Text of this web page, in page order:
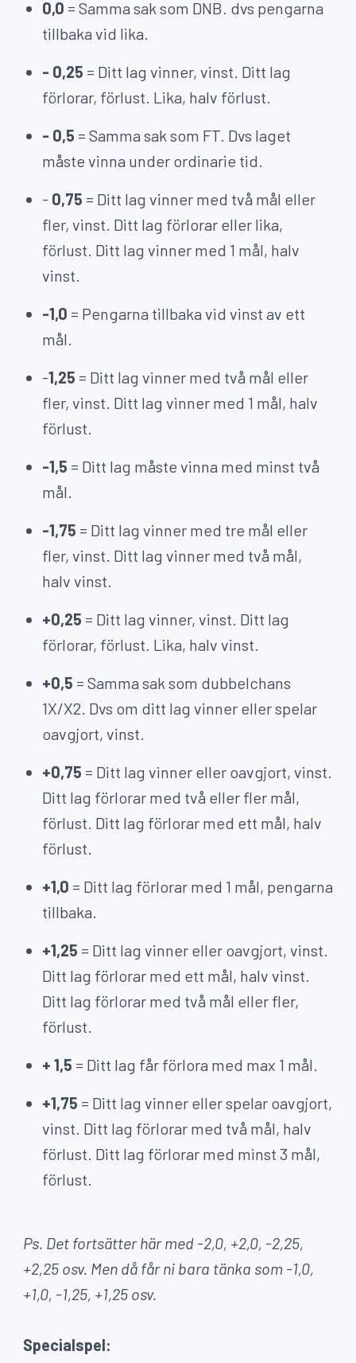
0,0 = Samma sak som DNB. dvs pengarna
tillbaka vid lika.
- 0,25 = Ditt lag vinner, vinst. Ditt lag
förlorar, förlust. Lika, halv förlust.
- 0,5 = Samma sak som FT. Dvs laget
måste vinna under ordinarie tid.
- 0,75 = Ditt lag vinner med två mål eller
fler, vinst. Ditt lag förlorar eller lika,
förlust. Ditt lag vinner med 1 mål, halv
vinst.
-1,0 = Pengarna tillbaka vid vinst av ett
mål.
-1,25 = Ditt lag vinner med två mål eller
fler, vinst. Ditt lag vinner med 1 mål, halv
förlust.
-1,5 = Ditt lag måste vinna med minst två
mål.
-1,75 = Ditt lag vinner med tre mål eller
fler, vinst. Ditt lag vinner med två mål,
halv vinst.
+0,25 = Ditt lag vinner, vinst. Ditt lag
förlorar, förlust. Lika, halv vinst.
+0,5 = Samma sak som dubbelchans
1X/X2. Dvs om ditt lag vinner eller spelar
oavgjort, vinst.
+0,75 = Ditt lag vinner eller oavgjort, vinst.
Ditt lag förlorar med två eller fler mål,
förlust. Ditt lag förlorar med ett mål, halv
förlust.
+1,0 = Ditt lag förlorar med 1 mål, pengarna
tillbaka.
+1,25 = Ditt lag vinner eller oavgjort, vinst.
Ditt lag förlorar med ett mål, halv vinst.
Ditt lag förlorar med två mål eller fler,
förlust.
+ 1,5 = Ditt lag får förlora med max 1 mål.
+1,75 = Ditt lag vinner eller spelar oavgjort,
vinst. Ditt lag förlorar med två mål, halv
förlust. Ditt lag förlorar med minst 3 mål,
förlust.
Ps. Det fortsätter här med -2,0, +2,0, -2,25,
+2,25 osv. Men då får ni bara tänka som -1,0,
+1,0, -1,25, +1,25 osv.
Specialspel: